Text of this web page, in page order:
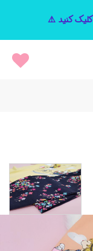
کلیک کنید ⚠️